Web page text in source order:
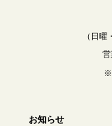
（日
営
※
お知らせ